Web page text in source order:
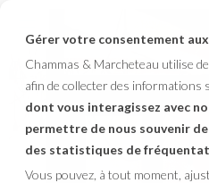
Gérer votre consentement
Chammas & Marcheteau utilise
afin de collecter des informations
dont vous interagissez avec
permettre de nous souvenir
des statistiques de
Vous pouvez, à tout moment,